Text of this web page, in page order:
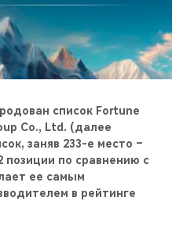
список Fortune
Co., Ltd. (далее
заняв 233-е место –
позиции по сравнению с
ее самым
в рейтинге